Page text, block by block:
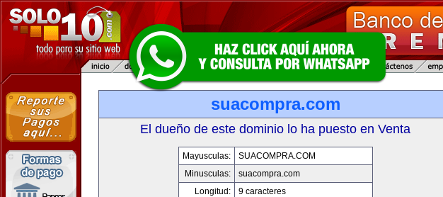
suacompra.com
El dueño de este dominio lo ha puesto en Venta
Mayusculas:
SUACOMPRA.COM
Minusculas:
suacompra.com
Longitud:
9 caracteres